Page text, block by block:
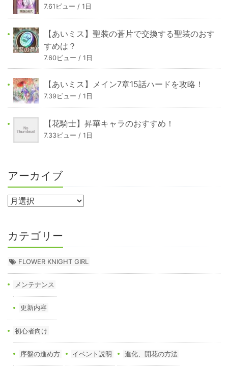
7.61ビュー / 1日
【あいミス】聖装の蒼片で交換する聖装のおす
すめは？
7.60ビュー / 1日
【あいミス】メイン7章15話ハードを攻略！
7.39ビュー / 1日
【花騎士】昇華キャラのおすすめ！
7.33ビュー / 1日
アーカイブ
カテゴリー
FLOWER KNIGHT GIRL
メンテナンス
更新内容
初心者向け
序盤の進め方 イベント説明 進化、開花の方法